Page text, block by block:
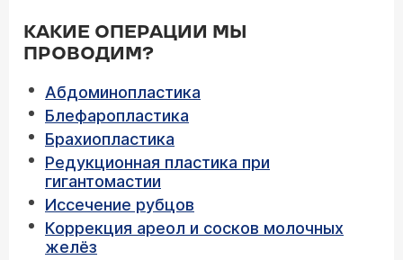
КАКИЕ ОПЕРАЦИИ МЫ
ПРОВОДИМ?
Абдоминопластика
Блефаропластика
Брахиопластика
Редукционная пластика при
гигантомастии
Иссечение рубцов
Коррекция ареол и сосков молочных
желёз